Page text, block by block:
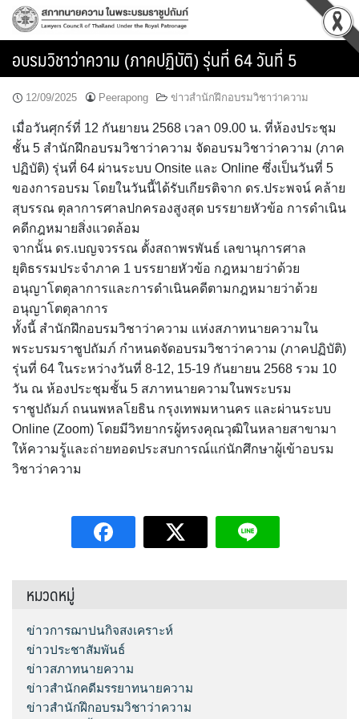
Skip
อบรมวิชาว่าความ (ภาคปฏิบัติ) รุ่นที่ 64 วันที่ 5
12/09/2025 Peerapong ข่าวสำนักฝึกอบรมวิชาว่าความ
เมื่อวันศุกร์ที่ 12 กันยายน 2568 เวลา 09.00 น. ที่ห้องประชุม
ชั้น 5 สำนักฝึกอบรมวิชาว่าความ จัดอบรมวิชาว่าความ (ภาค
ปฏิบัติ) รุ่นที่ 64 ผ่านระบบ Onsite และ Online ซึ่งเป็นวันที่ 5
ของการอบรม โดยในวันนี้ได้รับเกียรติจาก ดร.ประพจน์ คล้าย
สุบรรณ ตุลาการศาลปกครองสูงสุด บรรยายหัวข้อ การดำเนิน
คดีกฎหมายสิ่งแวดล้อม
จากนั้น ดร.เบญจวรรณ ตั้งสถาพรพันธ์ เลขานุการศาล
ยุติธรรมประจำภาค 1 บรรยายหัวข้อ กฎหมายว่าด้วย
อนุญาโตตุลาการและการดำเนินคดีตามกฎหมายว่าด้วย
อนุญาโตตุลาการ
ทั้งนี้ สำนักฝึกอบรมวิชาว่าความ แห่งสภาทนายความใน
พระบรมราชูปถัมภ์ กำหนดจัดอบรมวิชาว่าความ (ภาคปฏิบัติ)
รุ่นที่ 64 ในระหว่างวันที่ 8-12, 15-19 กันยายน 2568 รวม 10
วัน ณ ห้องประชุมชั้น 5 สภาทนายความในพระบรม
ราชูปถัมภ์ ถนนพหลโยธิน กรุงเทพมหานคร และผ่านระบบ
Online (Zoom) โดยมีวิทยากรผู้ทรงคุณวุฒิในหลายสาขามา
ให้ความรู้และถ่ายทอดประสบการณ์แก่นักศึกษาผู้เข้าอบรม
วิชาว่าความ
หมวดหมู่
ข่าวการฌาปนกิจสงเคราะห์
ข่าวประชาสัมพันธ์
ข่าวสภาทนายความ
ข่าวสำนักคดีมรรยาทนายความ
ข่าวสำนักฝึกอบรมวิชาว่าความ